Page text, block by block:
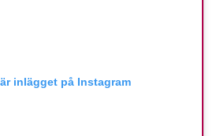
inlägget på Instagram